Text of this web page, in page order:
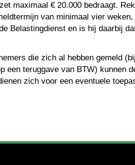
maximaal € 20.000 bedraagt.
van minimaal vier
Belastingdienst en is hij daarbij
die zich al hebben gemeld
een teruggave van BTW) kunnen
zich voor een eventuele